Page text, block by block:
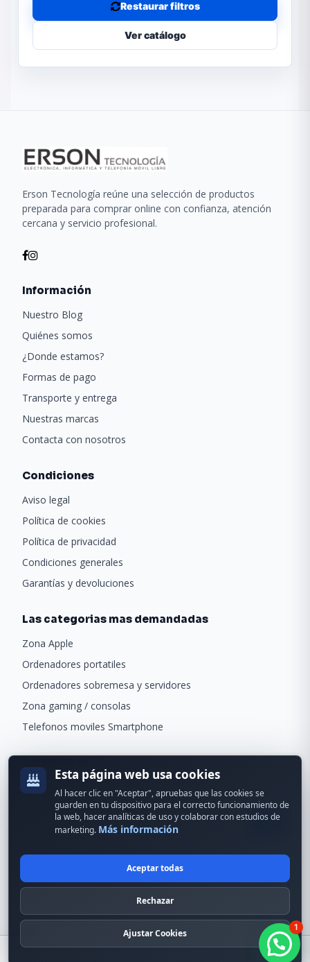
Restaurar filtros
Ver catálogo
Erson Tecnología reúne una selección de productos
preparada para comprar online con confianza, atención
cercana y servicio profesional.
Información
Nuestro Blog
Quiénes somos
¿Donde estamos?
Formas de pago
Transporte y entrega
Nuestras marcas
Contacta con nosotros
Condiciones
Aviso legal
Política de cookies
Política de privacidad
Condiciones generales
Garantías y devoluciones
Las categorias mas demandadas
Zona Apple
Ordenadores portatiles
Ordenadores sobremesa y servidores
Zona gaming / consolas
Telefonos moviles Smartphone
Recibe ofertas exclusivas y novedades.
© 2024 Erson Tecnología. Todos los derechos reservados.
Política de privacidad
Condiciones Generales 1
Esta página web usa cookies
Al hacer clic en "Aceptar", apruebas que las cookies se
guarden en tu dispositivo para el correcto funcionamiento de
la web, hacer analíticas de uso y colaborar con estudios de
marketing. Más información
Aceptar todas
Rechazar
Ajustar Cookies